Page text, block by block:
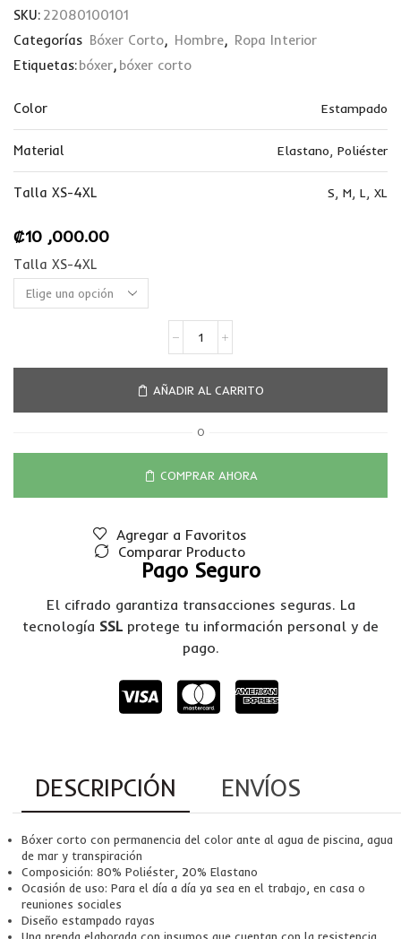
SKU: 22080100101
Categorías Bóxer Corto, Hombre, Ropa Interior
Etiquetas:bóxer, bóxer corto
Color Estampado
Material Elastano, Poliéster
Talla XS-4XL S, M, L, XL
₡10 ,000.00
Talla XS-4XL
AÑADIR AL CARRITO
O
COMPRAR AHORA
Agregar a Favoritos
Comparar Producto
Pago Seguro
El cifrado garantiza transacciones seguras. La
tecnología SSL protege tu información personal y de
pago.
DESCRIPCIÓN ENVÍOS
Bóxer corto con permanencia del color ante al agua de piscina, agua
de mar y transpiración
Composición: 80% Poliéster, 20% Elastano
Ocasión de uso: Para el día a día ya sea en el trabajo, en casa o
reuniones sociales
Diseño estampado rayas
Una prenda elaborada con insumos que cuentan con la resistencia